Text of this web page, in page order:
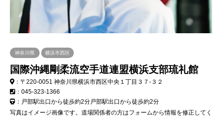
神奈川県 横浜市西区
国際沖縄剛柔流空手道連盟横浜支部琉礼館
：〒220-0051 神奈川県横浜市西区中央１丁目３７-３２
：045-323-1366
：戸部駅出口から徒歩約2分戸部駅出口から徒歩約2分
写真はイメージ画像です。道場関係者の方はフォームから情報を修正してく